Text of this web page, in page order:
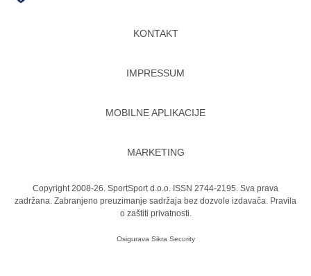
KONTAKT
IMPRESSUM
MOBILNE APLIKACIJE
MARKETING
Copyright 2008-26. SportSport d.o.o. ISSN 2744-2195. Sva prava
zadržana. Zabranjeno preuzimanje sadržaja bez dozvole izdavača. Pravila
o zaštiti privatnosti.
Osigurava Sikra Security